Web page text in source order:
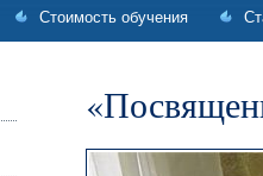
Стоимость обучения